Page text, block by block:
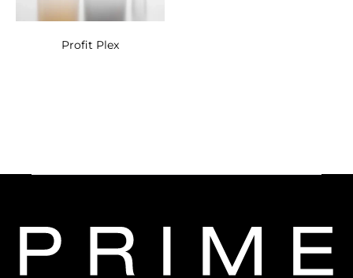
Profit Plex